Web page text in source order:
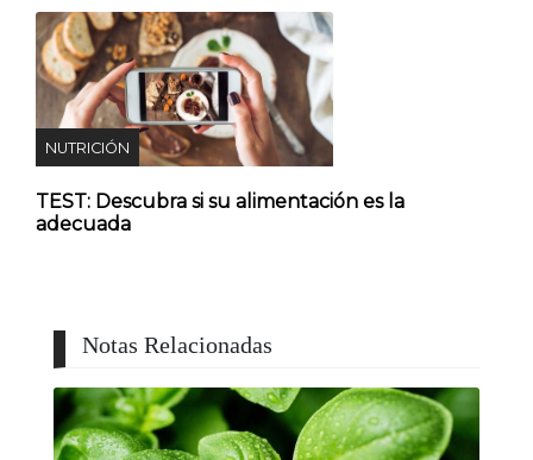
NUTRICIÓN
TEST: Descubra si su alimentación es la
adecuada
Notas Relacionadas